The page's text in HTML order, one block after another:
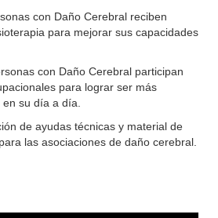
con Daño Cerebral reciben
para mejorar sus capacidades
con Daño Cerebral participan
para lograr ser más
su día a día.
de ayudas técnicas y material de
las asociaciones de daño cerebral.